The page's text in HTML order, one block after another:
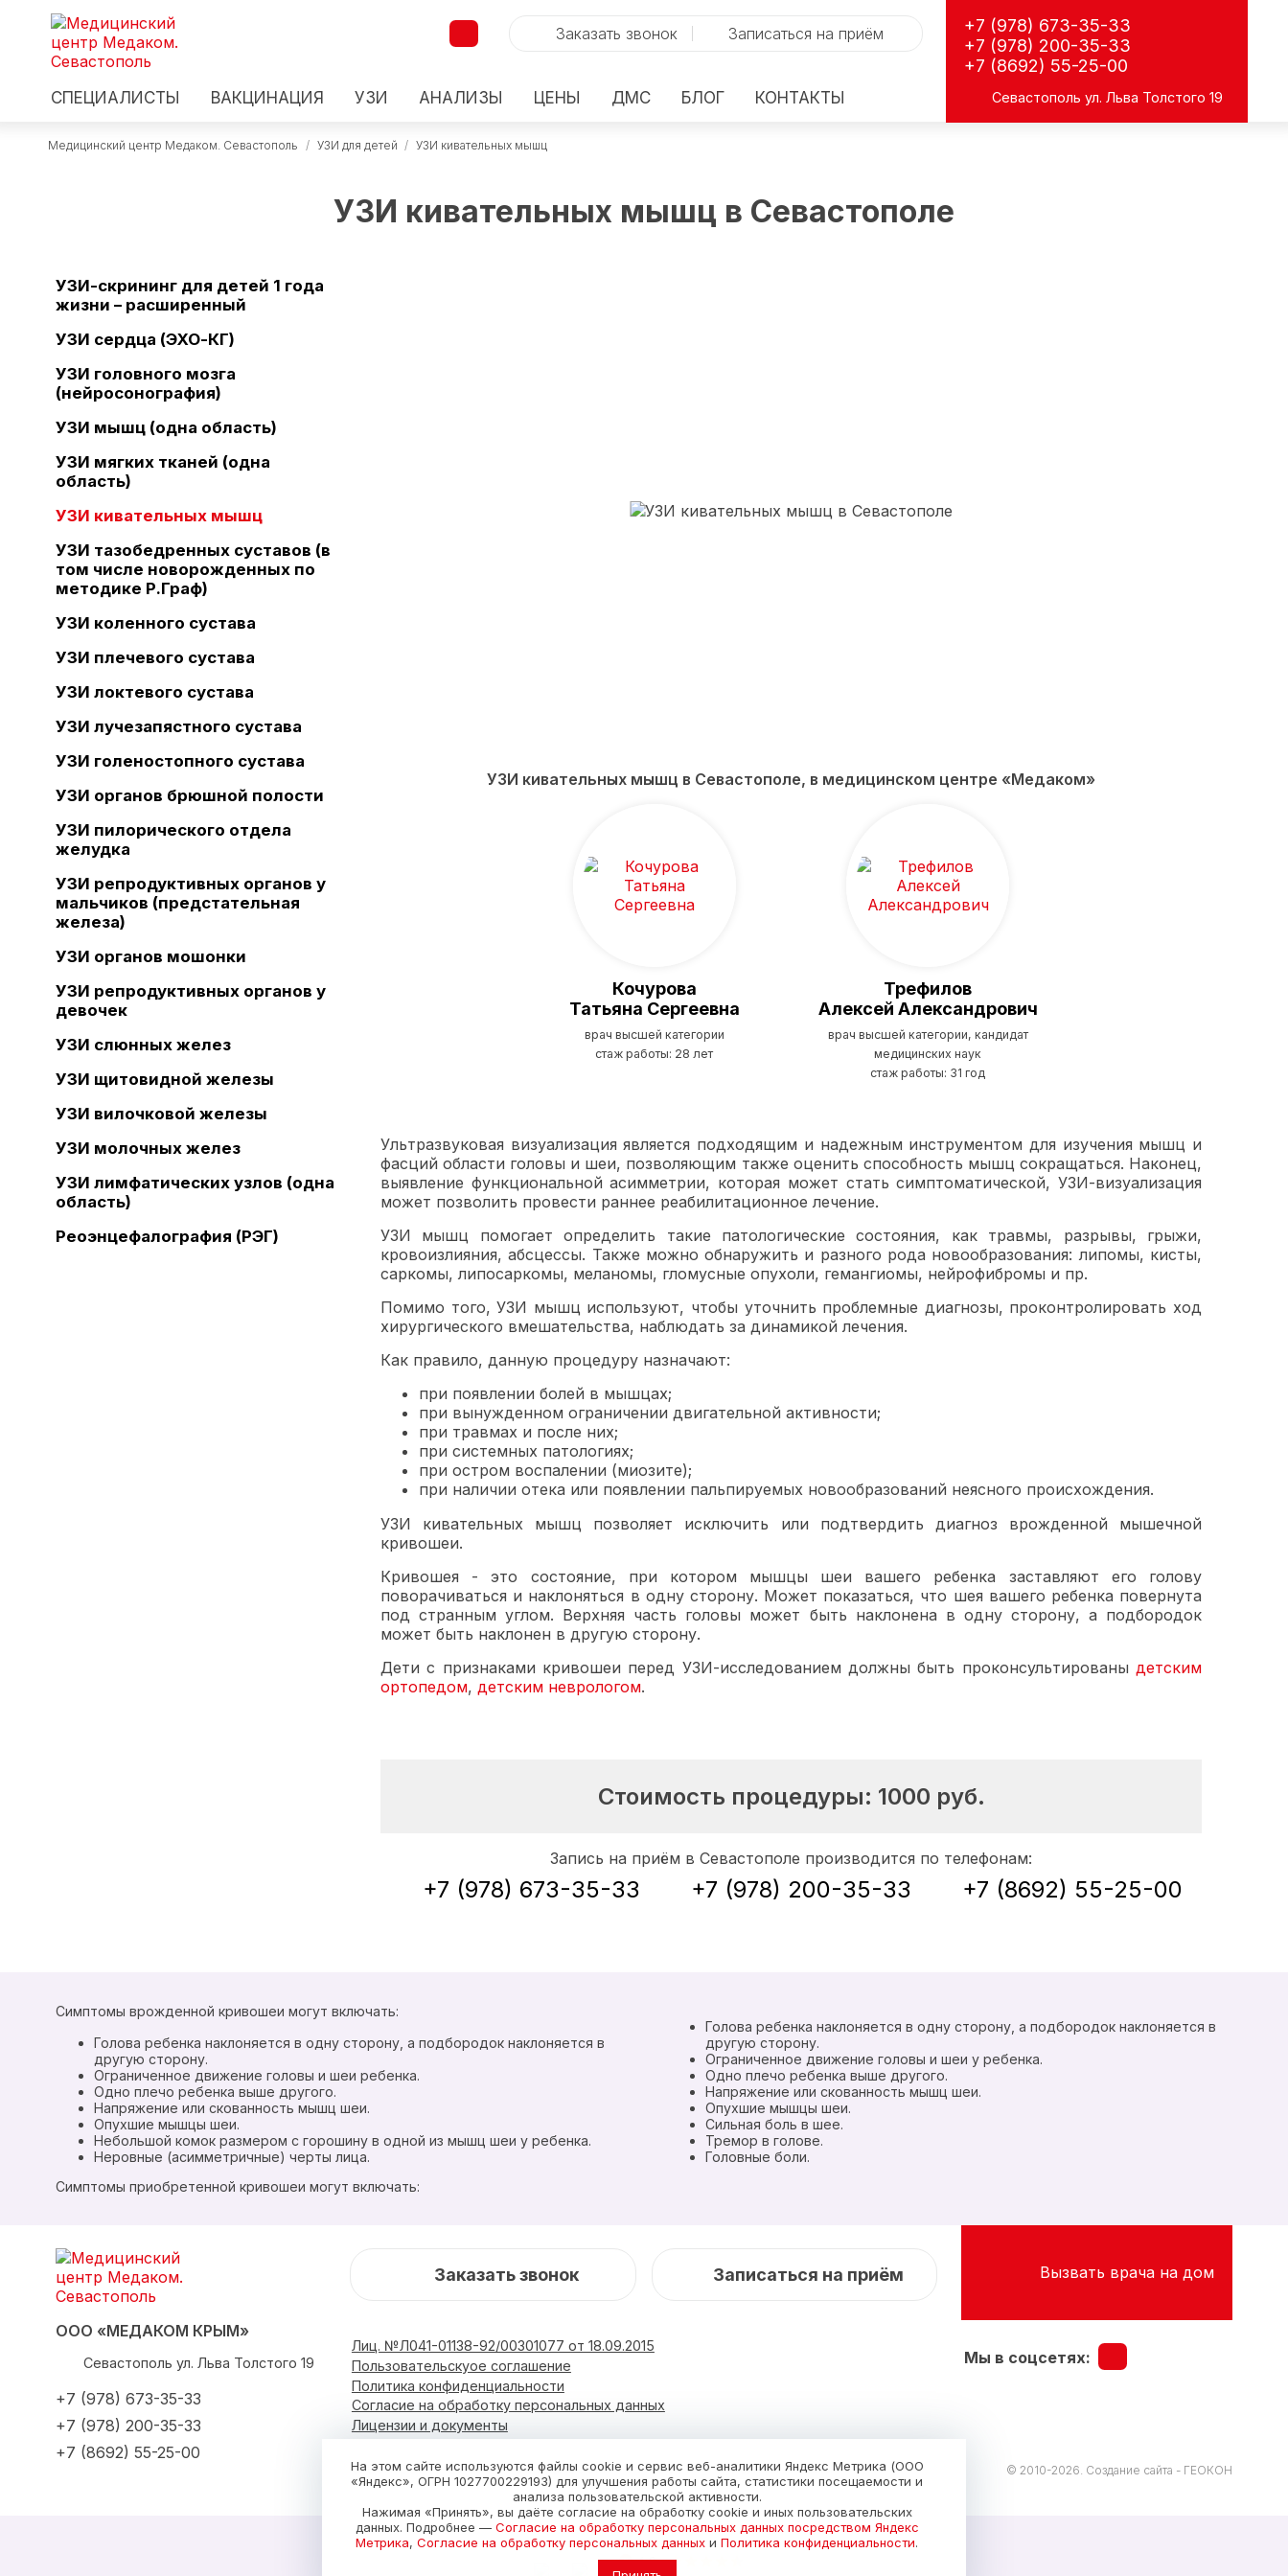
Заказать звонок Записаться на приём
СПЕЦИАЛИСТЫ ВАКЦИНАЦИЯ УЗИ АНАЛИЗЫ ЦЕНЫ ДМС БЛОГ КОНТАКТЫ
+7 (978) 673-35-33
+7 (978) 200-35-33
+7 (8692) 55-25-00
Севастополь ул. Льва Толстого 19
Медицинский центр Медаком. Севастополь / УЗИ для детей / УЗИ кивательных мышц
УЗИ кивательных мышц в Севастополе
УЗИ-скрининг для детей 1 года
жизни – расширенный
УЗИ сердца (ЭХО-КГ)
УЗИ головного мозга
(нейросонография)
УЗИ мышц (одна область)
УЗИ мягких тканей (одна
область)
УЗИ кивательных мышц
УЗИ тазобедренных суставов (в
том числе новорожденных по
методике Р.Граф)
УЗИ коленного сустава
УЗИ плечевого сустава
УЗИ локтевого сустава
УЗИ лучезапястного сустава
УЗИ голеностопного сустава
УЗИ органов брюшной полости
УЗИ пилорического отдела
желудка
УЗИ репродуктивных органов у
мальчиков (предстательная
железа)
УЗИ органов мошонки
УЗИ репродуктивных органов у
девочек
УЗИ слюнных желез
УЗИ щитовидной железы
УЗИ вилочковой железы
УЗИ молочных желез
УЗИ лимфатических узлов (одна
область)
Реоэнцефалография (РЭГ)
УЗИ кивательных мышц в Севастополе, в медицинском центре «Медаком»
Кочурова
Татьяна Сергеевна
врач высшей категории
стаж работы: 28 лет
Трефилов
Алексей Александрович
врач высшей категории, кандидат
медицинских наук
стаж работы: 31 год
Ультразвуковая визуализация является подходящим и надежным инструментом для изучения мышц и
фасций области головы и шеи, позволяющим также оценить способность мышц сокращаться. Наконец,
выявление функциональной асимметрии, которая может стать симптоматической, УЗИ-визуализация
может позволить провести раннее реабилитационное лечение.
УЗИ мышц помогает определить такие патологические состояния, как травмы, разрывы, грыжи,
кровоизлияния, абсцессы. Также можно обнаружить и разного рода новообразования: липомы, кисты,
саркомы, липосаркомы, меланомы, гломусные опухоли, гемангиомы, нейрофибромы и пр.
Помимо того, УЗИ мышц используют, чтобы уточнить проблемные диагнозы, проконтролировать ход
хирургического вмешательства, наблюдать за динамикой лечения.
Как правило, данную процедуру назначают:
при появлении болей в мышцах;
при вынужденном ограничении двигательной активности;
при травмах и после них;
при системных патологиях;
при остром воспалении (миозите);
при наличии отека или появлении пальпируемых новообразований неясного происхождения.
УЗИ кивательных мышц позволяет исключить или подтвердить диагноз врожденной мышечной
кривошеи.
Кривошея - это состояние, при котором мышцы шеи вашего ребенка заставляют его голову
поворачиваться и наклоняться в одну сторону. Может показаться, что шея вашего ребенка повернута
под странным углом. Верхняя часть головы может быть наклонена в одну сторону, а подбородок
может быть наклонен в другую сторону.
Дети с признаками кривошеи перед УЗИ-исследованием должны быть проконсультированы детским
ортопедом, детским неврологом.
Стоимость процедуры: 1000 руб.
Запись на приём в Севастополе производится по телефонам:
+7 (978) 673-35-33 +7 (978) 200-35-33 +7 (8692) 55-25-00
Симптомы врожденной кривошеи могут включать:
Голова ребенка наклоняется в одну сторону, а подбородок наклоняется в
другую сторону.
Ограниченное движение головы и шеи ребенка.
Одно плечо ребенка выше другого.
Напряжение или скованность мышц шеи.
Опухшие мышцы шеи.
Небольшой комок размером с горошину в одной из мышц шеи у ребенка.
Неровные (асимметричные) черты лица.
Симптомы приобретенной кривошеи могут включать:
Голова ребенка наклоняется в одну сторону, а подбородок наклоняется в
другую сторону.
Ограниченное движение головы и шеи у ребенка.
Одно плечо ребенка выше другого.
Напряжение или скованность мышц шеи.
Опухшие мышцы шеи.
Сильная боль в шее.
Тремор в голове.
Головные боли.
ООО «МЕДАКОМ КРЫМ»
Севастополь ул. Льва Толстого 19
+7 (978) 673-35-33
+7 (978) 200-35-33
+7 (8692) 55-25-00
Заказать звонок Записаться на приём Вызвать врача на дом
Лиц. №Л041-01138-92/00301077 от 18.09.2015
Пользовательскуое соглашение
Политика конфиденциальности
Согласие на обработку персональных данных
Лицензии и документы
Мы в соцсетях:
О центре Блог Фотоальбом Новости Услуги и цены © 2010-2026. Создание сайта - ГЕОКОН
На этом сайте используются файлы cookie и сервис веб-аналитики Яндекс Метрика (ООО
«Яндекс», ОГРН 1027700229193) для улучшения работы сайта, статистики посещаемости и
анализа пользовательской активности.
Нажимая «Принять», вы даёте согласие на обработку cookie и иных пользовательских
данных. Подробнее — Согласие на обработку персональных данных посредством Яндекс
Метрика, Согласие на обработку персональных данных и Политика конфиденциальности.